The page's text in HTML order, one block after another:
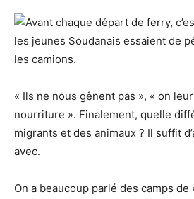
maîtres
« Ils ne nous gênent pas », « on
nourriture ». Finalement, quelle
migrants et des animaux ? Il suffit
avec.
On a beaucoup parlé des camps de